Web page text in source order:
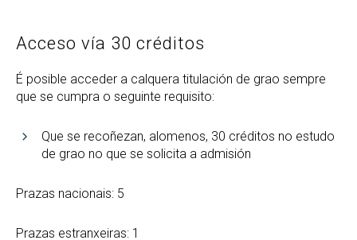
Memoria do GREI
Recoñecemento de Créditos e Adaptacións
GREI
Suplemento Europeo ao Título
Acceso vía 30 créditos
É posible acceder a calquera titulación de grao sempre
que se cumpra o seguinte requisito:
Que se recoñezan, alomenos, 30 créditos no estudo
de grao no que se solicita a admisión
Prazas nacionais: 5
Prazas estranxeiras: 1